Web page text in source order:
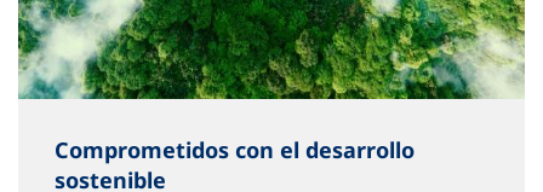
Comprometidos con el desarrollo
sostenible